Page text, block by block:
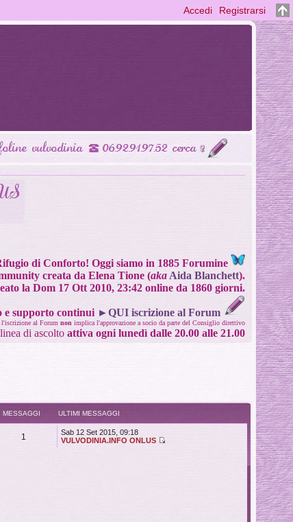
Accedi Registrarsi
di Conforto! Oggi siamo in 1885 Forumine
creata da Elena Tione (aka Aida Blanchett).
la Dom 17 Ott 2010, 23:42 online da 1860 giorni.
e supporto continui ►QUI iscrizione al Forum
al Forum non implica l'approvazione a socio da parte del Consiglio direttivo
linea di ascolto attiva ogni lunedì dalle 20.00 alle 21.00
MESSAGGI ULTIMI MESSAGGI
1
Sab 12 Set 2015, 09:18
VULVODINIA.INFO ONLUS